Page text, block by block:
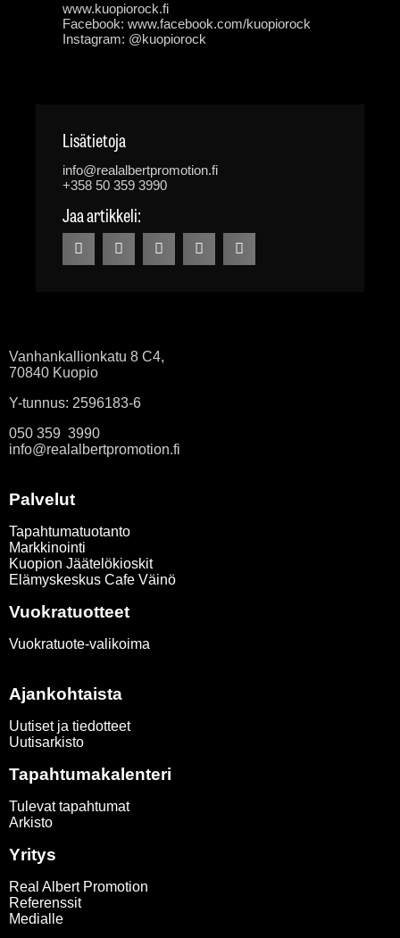
www.kuopiorock.fi
Facebook: www.facebook.com/kuopiorock
Instagram: @kuopiorock
Lisätietoja
info@realalbertpromotion.fi
+358 50 359 3990
Jaa artikkeli:
Vanhankallionkatu 8 C4,
70840 Kuopio
Y-tunnus: 2596183-6
050 359 3990
info@realalbertpromotion.fi
Palvelut
Tapahtumatuotanto
Markkinointi
Kuopion Jäätelökioskit
Elämyskeskus Cafe Väinö
Vuokratuotteet
Vuokratuote-valikoima
Ajankohtaista
Uutiset ja tiedotteet
Uutisarkisto
Tapahtumakalenteri
Tulevat tapahtumat
Arkisto
Yritys
Real Albert Promotion
Referenssit
Medialle